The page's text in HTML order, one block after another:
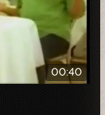
00:40